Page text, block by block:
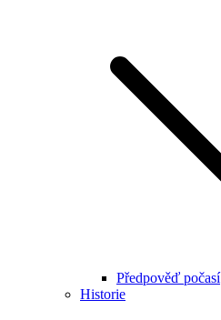
Předpověď počasí
Historie